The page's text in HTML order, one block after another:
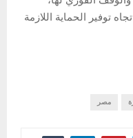
توفير الحماية اللازمة
مصر